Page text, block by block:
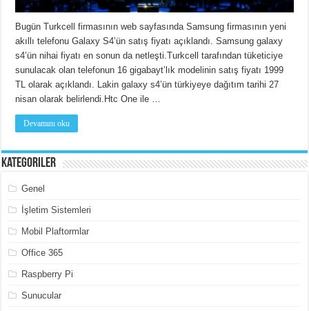
Bugün Turkcell firmasının web sayfasında Samsung firmasının yeni
akıllı telefonu Galaxy S4’ün satış fiyatı açıklandı. Samsung galaxy
s4’ün nihai fiyatı en sonun da netleşti.Turkcell tarafından tüketiciye
sunulacak olan telefonun 16 gigabayt’lık modelinin satış fiyatı 1999
TL olarak açıklandı. Lakin galaxy s4’ün türkiyeye dağıtım tarihi 27
nisan olarak belirlendi.Htc One ile …
Devamını oku
Kategoriler
Genel
İşletim Sistemleri
Mobil Plaftormlar
Office 365
Raspberry Pi
Sunucular